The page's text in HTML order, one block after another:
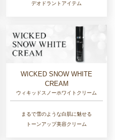
デオドラントアイテム
WICKED SNOW WHITE
CREAM
ウィキッドスノーホワイトクリーム
まるで雪のような白肌に魅せる
トーンアップ美容クリーム